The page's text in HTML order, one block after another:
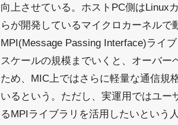
向上させている。ホストPC側はLinux
らが開発しているマイクロカーネルで
MPI(Message Passing Interface)ライ
スケールの規模までいくと、オーバー
ため、MIC上ではさらに軽量な通信規
いるという。ただし、実運用ではユー
るMPIライブラリを活用したいという